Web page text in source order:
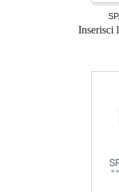
Inserisci